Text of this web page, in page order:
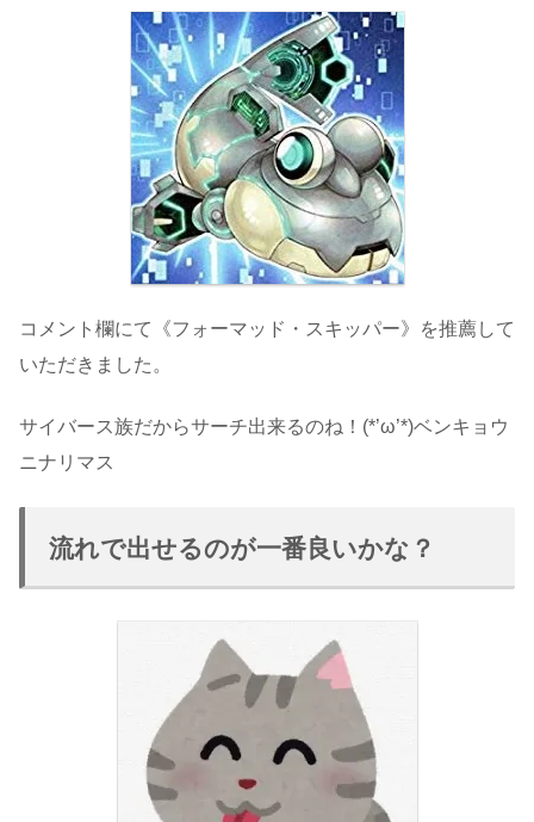
コメント欄にて《フォーマッド・スキッパー》を推薦して
いただきました。
サイバース族だからサーチ出来るのね！(*’ω’*)ベンキョウ
ニナリマス
流れで出せるのが一番良いかな？